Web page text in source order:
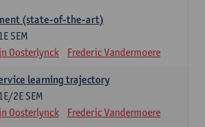
(state-of-the-art)
SEM
Oosterlynck Frederic Vandermoere
learning trajectory
2E SEM
Oosterlynck Frederic Vandermoere